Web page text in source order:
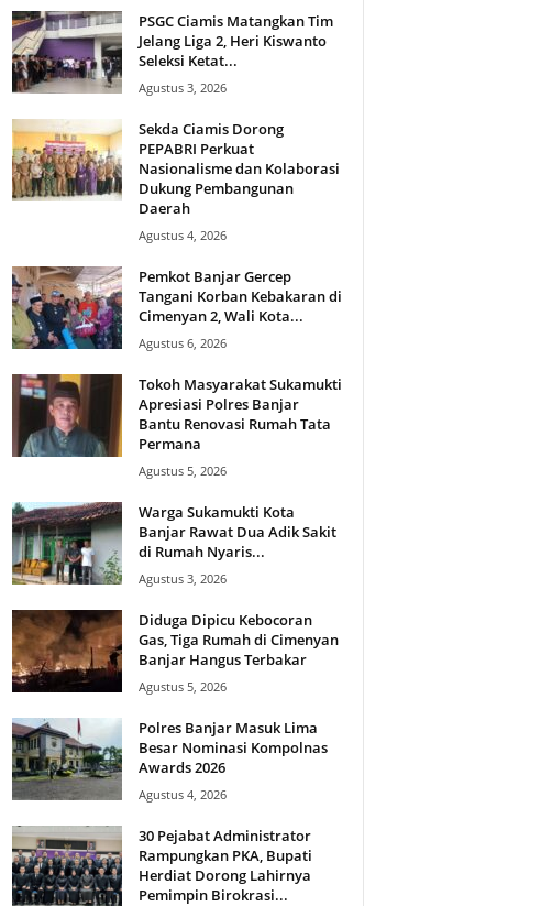
PSGC Ciamis Matangkan Tim
Jelang Liga 2, Heri Kiswanto
Seleksi Ketat...
Agustus 3, 2026
Sekda Ciamis Dorong
PEPABRI Perkuat
Nasionalisme dan Kolaborasi
Dukung Pembangunan
Daerah
Agustus 4, 2026
Pemkot Banjar Gercep
Tangani Korban Kebakaran di
Cimenyan 2, Wali Kota...
Agustus 6, 2026
Tokoh Masyarakat Sukamukti
Apresiasi Polres Banjar
Bantu Renovasi Rumah Tata
Permana
Agustus 5, 2026
Warga Sukamukti Kota
Banjar Rawat Dua Adik Sakit
di Rumah Nyaris...
Agustus 3, 2026
Diduga Dipicu Kebocoran
Gas, Tiga Rumah di Cimenyan
Banjar Hangus Terbakar
Agustus 5, 2026
Polres Banjar Masuk Lima
Besar Nominasi Kompolnas
Awards 2026
Agustus 4, 2026
30 Pejabat Administrator
Rampungkan PKA, Bupati
Herdiat Dorong Lahirnya
Pemimpin Birokrasi...